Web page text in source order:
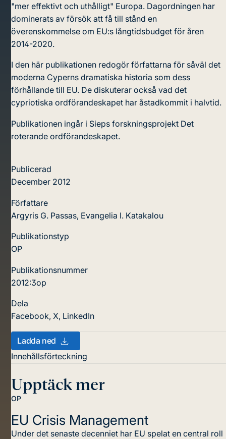
"mer effektivt och uthålligt" Europa. Dagordningen har
dominerats av försök att få till stånd en
överenskommelse om EU:s långtidsbudget för åren
2014-2020.
I den här publikationen redogör författarna för såväl det
moderna Cyperns dramatiska historia som dess
förhållande till EU. De diskuterar också vad det
cypriotiska ordförandeskapet har åstadkommit i halvtid.
Publikationen ingår i Sieps forskningsprojekt Det
roterande ordförandeskapet.
Publicerad
December 2012
Författare
Argyris G. Passas, Evangelia I. Katakalou
Publikationstyp
OP
Publikationsnummer
2012:3op
Dela
Facebook,X, LinkedIn
Ladda ned
Innehållsförteckning
Upptäck mer
OP
EU Crisis Management
Under det senaste decenniet har EU spelat en central roll